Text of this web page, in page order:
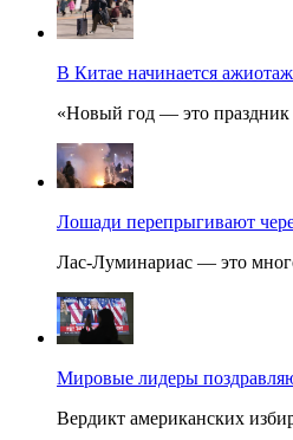
В Китае начинается
«Новый год — это праздник
Лошади перепрыгивают
Лас-Луминариас — это
Мировые лидеры
Вердикт американских